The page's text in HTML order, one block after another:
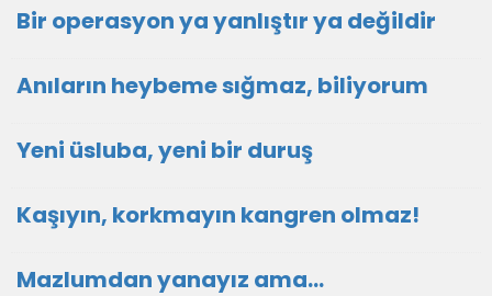
Bir operasyon ya yanlıştır ya değildir
Anıların heybeme sığmaz, biliyorum
Yeni üsluba, yeni bir duruş
Kaşıyın, korkmayın kangren olmaz!
Mazlumdan yanayız ama…